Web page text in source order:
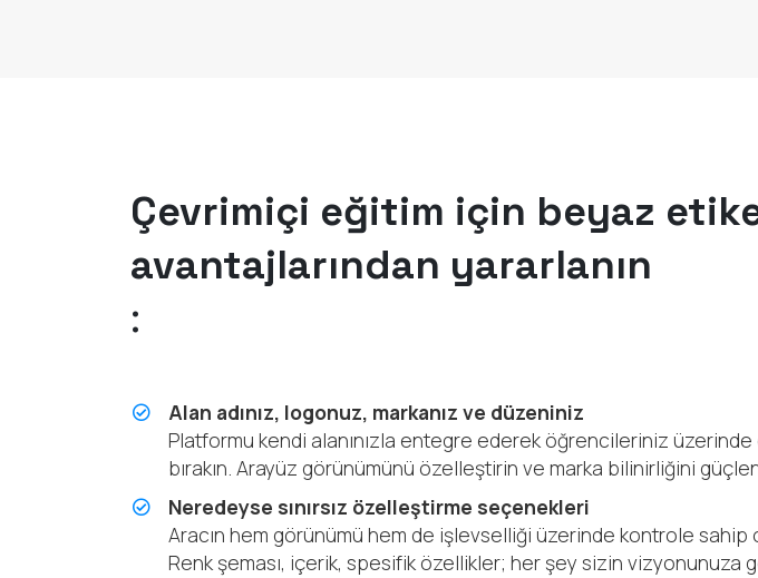
Çevrimiçi eğitim için beyaz
avantajlarından yararlanın
:
Alan adınız, logonuz, markanız ve düzeniniz
Platformu kendi alanınızla entegre ederek öğrencileriniz üzerinde
bırakın. Arayüz görünümünü özelleştirin ve marka bilinirliğini
Neredeyse sınırsız özelleştirme seçenekleri
Aracın hem görünümü hem de işlevselliği üzerinde kontrole sahip
Renk şeması, içerik, spesifik özellikler; her şey sizin vizyonunuza